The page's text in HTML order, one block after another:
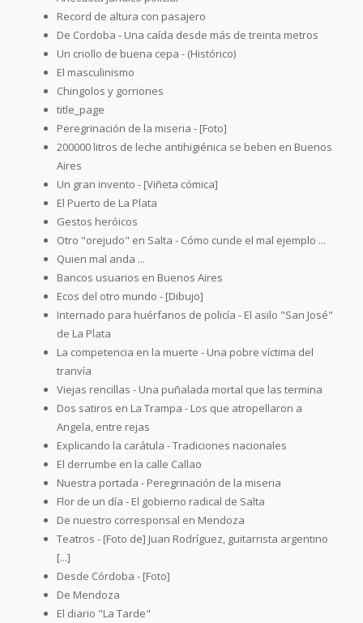
Record de altura con pasajero
De Cordoba - Una caída desde más de treinta metros
Un criollo de buena cepa - (Histórico)
El masculinismo
Chingolos y gorriones
title_page
Peregrinación de la miseria - [Foto]
200000 litros de leche antihigiénica se beben en Buenos
Aires
Un gran invento - [Viñeta cómica]
El Puerto de La Plata
Gestos heróicos
Otro "orejudo" en Salta - Cómo cunde el mal ejemplo ...
Quien mal anda ...
Bancos usuarios en Buenos Aires
Ecos del otro mundo - [Dibujo]
Internado para huérfanos de policía - El asilo "San José"
de La Plata
La competencia en la muerte - Una pobre víctima del
tranvía
Viejas rencillas - Una puñalada mortal que las termina
Dos satiros en La Trampa - Los que atropellaron a
Angela, entre rejas
Explicando la carátula - Tradiciones nacionales
El derrumbe en la calle Callao
Nuestra portada - Peregrinación de la miseria
Flor de un día - El gobierno radical de Salta
De nuestro corresponsal en Mendoza
Teatros - [Foto de] Juan Rodríguez, guitarrista argentino
[...]
Desde Córdoba - [Foto]
De Mendoza
El diario "La Tarde"